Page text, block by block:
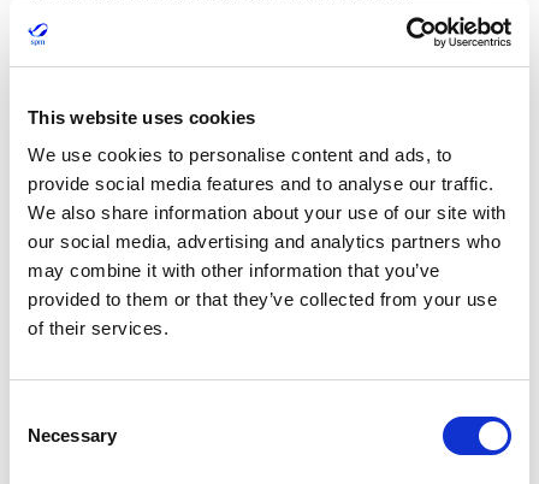
This website uses cookies
We use cookies to personalise content and ads, to
provide social media features and to analyse our traffic.
We also share information about your use of our site with
our social media, advertising and analytics partners who
may combine it with other information that you’ve
provided to them or that they’ve collected from your use
of their services.
Selection
Necessary
факторами: международной миграцией, релокацией
бизнеса, программами резидентства и развитием
качественных проектов. В 2026 году ключевое
актива, прозрачность структуры сделки и правильная
стратегия входа.
Получить отчет
Убедитесь, что контактные данные введены
корректно. Отчет будет отправлен на указанный
email.